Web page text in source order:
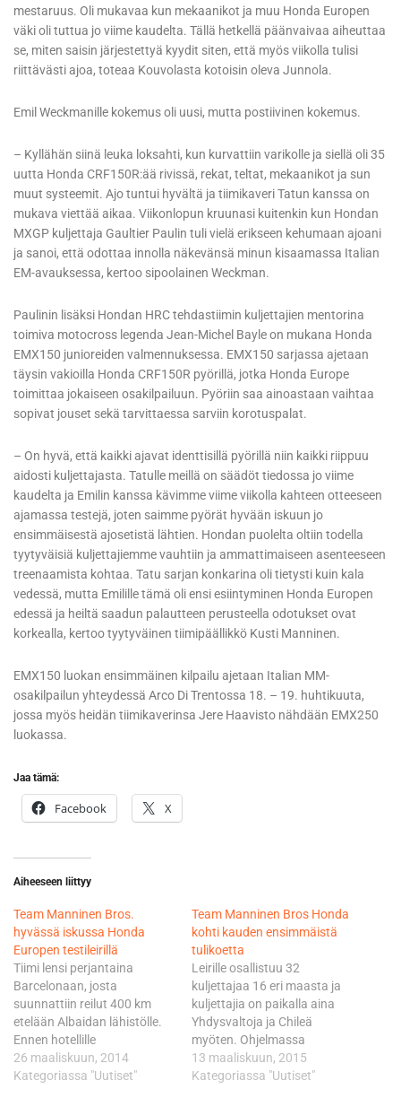
mestaruus. Oli mukavaa kun mekaanikot ja muu Honda Europen
väki oli tuttua jo viime kaudelta. Tällä hetkellä päänvaivaa aiheuttaa
se, miten saisin järjestettyä kyydit siten, että myös viikolla tulisi
riittävästi ajoa, toteaa Kouvolasta kotoisin oleva Junnola.
Emil Weckmanille kokemus oli uusi, mutta postiivinen kokemus.
– Kyllähän siinä leuka loksahti, kun kurvattiin varikolle ja siellä oli 35
uutta Honda CRF150R:ää rivissä, rekat, teltat, mekaanikot ja sun
muut systeemit. Ajo tuntui hyvältä ja tiimikaveri Tatun kanssa on
mukava viettää aikaa. Viikonlopun kruunasi kuitenkin kun Hondan
MXGP kuljettaja Gaultier Paulin tuli vielä erikseen kehumaan ajoani
ja sanoi, että odottaa innolla näkevänsä minun kisaamassa Italian
EM-avauksessa, kertoo sipoolainen Weckman.
Paulinin lisäksi Hondan HRC tehdastiimin kuljettajien mentorina
toimiva motocross legenda Jean-Michel Bayle on mukana Honda
EMX150 junioreiden valmennuksessa. EMX150 sarjassa ajetaan
täysin vakioilla Honda CRF150R pyörillä, jotka Honda Europe
toimittaa jokaiseen osakilpailuun. Pyöriin saa ainoastaan vaihtaa
sopivat jouset sekä tarvittaessa sarviin korotuspalat.
– On hyvä, että kaikki ajavat identtisillä pyörillä niin kaikki riippuu
aidosti kuljettajasta. Tatulle meillä on säädöt tiedossa jo viime
kaudelta ja Emilin kanssa kävimme viime viikolla kahteen otteeseen
ajamassa testejä, joten saimme pyörät hyvään iskuun jo
ensimmäisestä ajosetistä lähtien. Hondan puolelta oltiin todella
tyytyväisiä kuljettajiemme vauhtiin ja ammattimaiseen asenteeseen
treenaamista kohtaa. Tatu sarjan konkarina oli tietysti kuin kala
vedessä, mutta Emilille tämä oli ensi esiintyminen Honda Europen
edessä ja heiltä saadun palautteen perusteella odotukset ovat
korkealla, kertoo tyytyväinen tiimipäällikkö Kusti Manninen.
EMX150 luokan ensimmäinen kilpailu ajetaan Italian MM-
osakilpailun yhteydessä Arco Di Trentossa 18. – 19. huhtikuuta,
jossa myös heidän tiimikaverinsa Jere Haavisto nähdään EMX250
luokassa.
Jaa tämä:
Facebook X
Aiheeseen liittyy
Team Manninen Bros.
hyvässä iskussa Honda
Europen testileirillä
Tiimi lensi perjantaina
Barcelonaan, josta
suunnattiin reilut 400 km
etelään Albaidan lähistölle.
Ennen hotellille
suuntaamista tiimi ehti vielä
käydä tutustumassa rataan
26 maaliskuun, 2014
Kategoriassa "Uutiset"
Team Manninen Bros Honda
kohti kauden ensimmäistä
tulikoetta
Leirille osallistuu 32
kuljettajaa 16 eri maasta ja
kuljettajia on paikalla aina
Yhdysvaltoja ja Chileä
myöten. Ohjelmassa
viikonlopun aikana on
psyykkisiä ja fyysisiä testejä
13 maaliskuun, 2015
Kategoriassa "Uutiset"